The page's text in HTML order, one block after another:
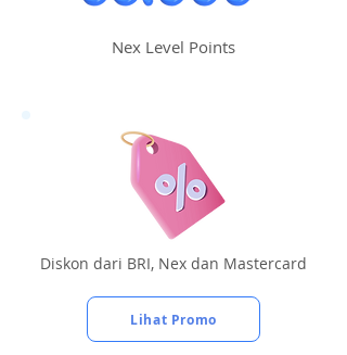
Nex Level Points
Diskon dari BRI, Nex dan Mastercard
Lihat Promo